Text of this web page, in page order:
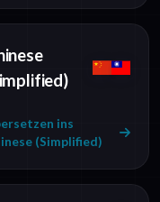
ins
(Simplified)